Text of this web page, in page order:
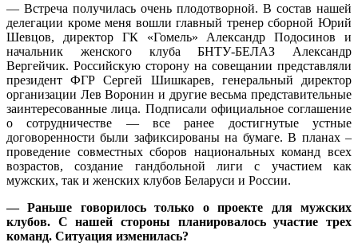
— Встреча получилась очень плодотворной. В состав нашей
делегации кроме меня вошли главный тренер сборной Юрий
Шевцов, директор ГК «Гомель» Александр Подосинов и
начальник женского клуба БНТУ-БЕЛАЗ Александр
Вергейчик. Российскую сторону на совещании представляли
президент ФГР Сергей Шишкарев, генеральный директор
организации Лев Воронин и другие весьма представительные
заинтересованные лица. Подписали официальное соглашение
о сотрудничестве — все ранее достигнутые устные
договоренности были зафиксированы на бумаге. В планах –
проведение совместных сборов национальных команд всех
возрастов, создание гандбольной лиги с участием как
мужских, так и женских клубов Беларуси и России.
— Раньше говорилось только о проекте для мужских
клубов. С нашей стороны планировалось участие трех
команд. Ситуация изменилась?